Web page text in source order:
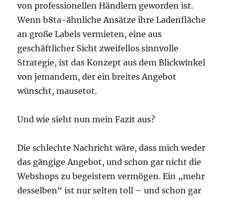
von professionellen Händlern geworden ist.
Wenn b8ta-ähnliche Ansätze ihre Ladenfläche
an große Labels vermieten, eine aus
geschäftlicher Sicht zweifellos sinnvolle
Strategie, ist das Konzept aus dem Blickwinkel
von jemandem, der ein breites Angebot
wünscht, mausetot.
Und wie sieht nun mein Fazit aus?
Die schlechte Nachricht wäre, dass mich weder
das gängige Angebot, und schon gar nicht die
Webshops zu begeistern vermögen. Ein „mehr
desselben“ ist nur selten toll – und schon gar